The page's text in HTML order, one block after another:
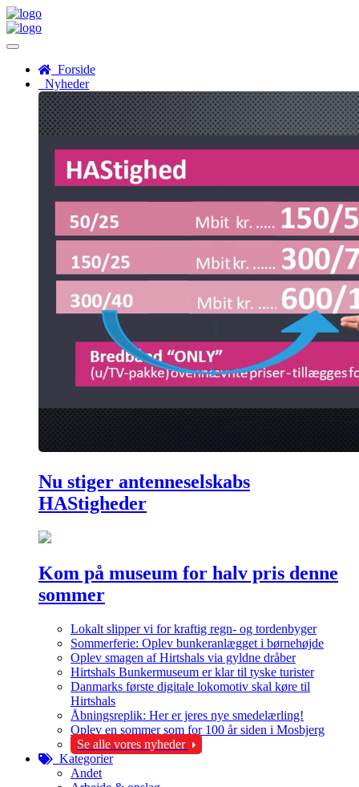
Menu
Forside
Nyheder
Nu stiger antenneselskabs
HAStigheder
Kom på museum for halv pris denne
sommer
Lokalt slipper vi for kraftig regn- og tordenbyger
Sommerferie: Oplev bunkeranlægget i børnehøjde
Oplev smagen af Hirtshals via gyldne dråber
Hirtshals Bunkermuseum er klar til tyske turister
Danmarks første digitale lokomotiv skal køre til
Hirtshals
Åbningsreplik: Her er jeres nye smedelærling!
Oplev en sommer som for 100 år siden i Mosbjerg
Se alle vores nyheder
Kategorier
Andet